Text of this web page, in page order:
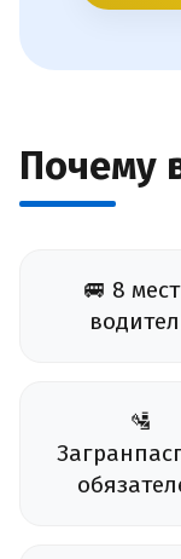
Почему
🚐 8
🛂